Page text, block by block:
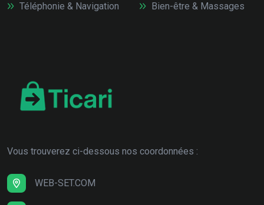
Téléphonie & Navigation
Bien-être & Massages
Vous trouverez ci-dessous nos coordonnées :
WEB-SET.COM